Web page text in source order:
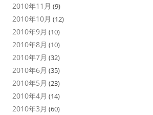
2010年11月 (9)
2010年10月 (12)
2010年9月 (10)
2010年8月 (10)
2010年7月 (32)
2010年6月 (35)
2010年5月 (23)
2010年4月 (14)
2010年3月 (60)